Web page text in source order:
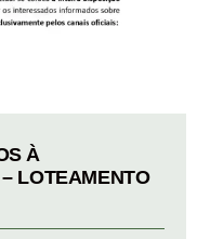
À
LOTEAMENTO